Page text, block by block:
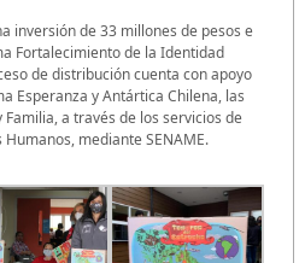
inversión de 33 millones de pesos e
Fortalecimiento de la Identidad
de distribución cuenta con apoyo
Esperanza y Antártica Chilena, las
Familia, a través de los servicios de
Humanos, mediante SENAME.